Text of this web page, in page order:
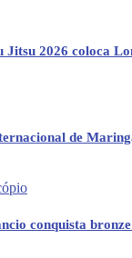
Jitsu 2026 coloca
de
conquista